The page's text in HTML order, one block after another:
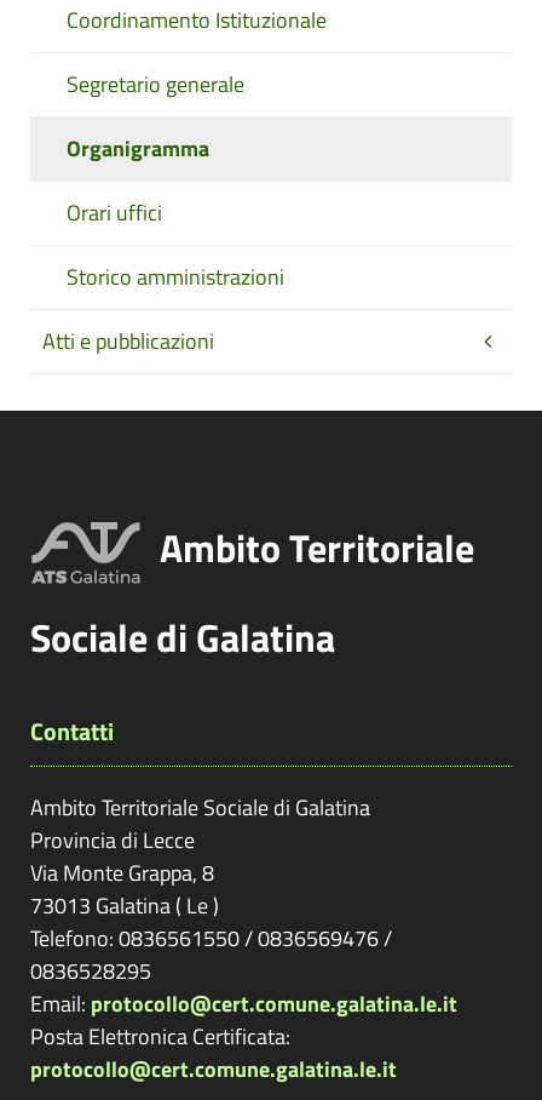
Coordinamento Istituzionale
Segretario generale
Organigramma
Orari uffici
Storico amministrazioni
Atti e pubblicazioni
Ambito Territoriale
Sociale di Galatina
Contatti
Ambito Territoriale Sociale di Galatina
Provincia di Lecce
Via Monte Grappa, 8
73013 Galatina( Le)
Telefono: 0836561550 / 0836569476 /
0836528295
Email: protocollo@cert.comune.galatina.le.it
Posta Elettronica Certificata:
protocollo@cert.comune.galatina.le.it